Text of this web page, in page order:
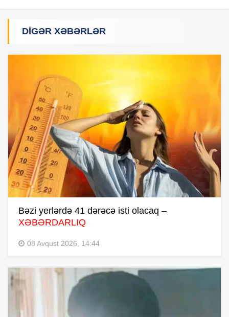
DIGƏR XƏBƏRLƏR
Bəzi yerlərdə 41 dərəcə isti olacaq –
XƏBƏRDARLIQ
08 Avqust 2026, 14:44